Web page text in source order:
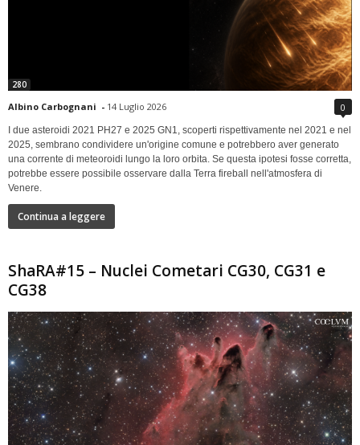
280
Albino Carbognani - 14 Luglio 2026 0
I due asteroidi 2021 PH27 e 2025 GN1, scoperti rispettivamente nel 2021 e nel
2025, sembrano condividere un'origine comune e potrebbero aver generato
una corrente di meteoroidi lungo la loro orbita. Se questa ipotesi fosse corretta,
potrebbe essere possibile osservare dalla Terra fireball nell'atmosfera di
Venere.
Continua a leggere
ShaRA#15 – Nuclei Cometari CG30, CG31 e
CG38